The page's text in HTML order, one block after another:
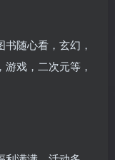
随心看，玄幻，
戏，二次元等，